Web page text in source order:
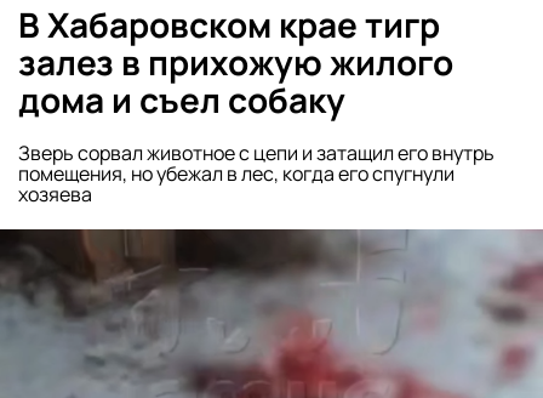
В Хабаровском крае тигр
залез в прихожую жилого
дома и съел собаку
Зверь сорвал животное с цепи и затащил его внутрь
помещения, но убежал в лес, когда его спугнули
хозяева